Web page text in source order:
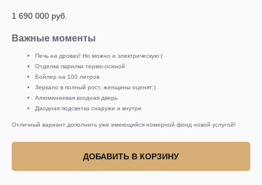
1 690 000 руб.
Важные моменты
Печь на дровах! Но можно и электрическую:(
Отделка парилки термо-осиной
Бойлер на 100 литров
Зеркало в полный рост, женщины оценят:)
Алюминиевая входная дверь
Диодная подсветка снаружи и внутри
Отличный вариант дополнить уже имеющийся номерной фонд новой услугой!
ДОБАВИТЬ В КОРЗИНУ